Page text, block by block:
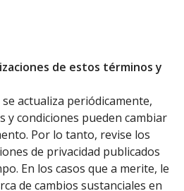
de estos términos y
actualiza periódicamente,
y condiciones pueden cambiar
Por lo tanto, revise los
de privacidad publicados
En los casos que a merite, le
de cambios sustanciales en